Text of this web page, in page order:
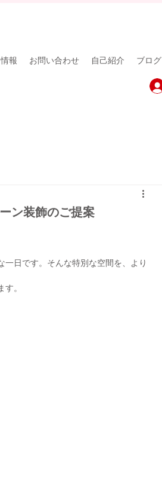
報 お問い合わせ 自己紹介 ブログ
ン装飾のご提案
一日です。そんな特別な空間を、より
。